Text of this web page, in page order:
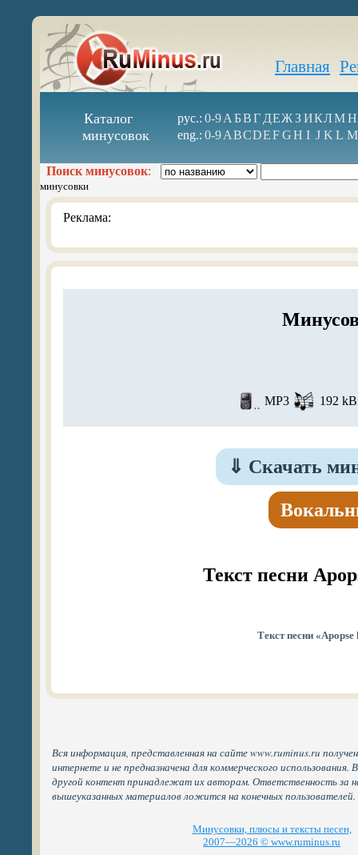
Главная
Каталог
минусовок
рус.: 0-9А БВГ ДЕЖ З ИКЛМН
eng.: 0-9ABCDEFGH I J K L M
Поиск минусовок:
минусовки
Реклама:
MP3 192
⇓ Скачать
Текст песни
Текст песни
Вся информация, представленная на сайте www.ruminus.ru
интернете и не предназначена для коммерческого
другой контент принадлежат их авторам. Ответственность за
вышеуказанных материалов ложится на конечных пользователей.
Минусовки, плюсы и тексты песен,
2007—2026 © www.ruminus.ru